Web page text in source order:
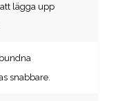
lägga upp
snabbare.